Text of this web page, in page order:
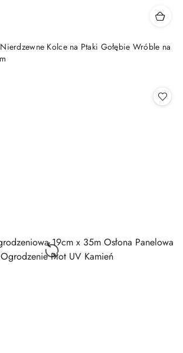
Kolce na Ptaki Gołębie Wróble na